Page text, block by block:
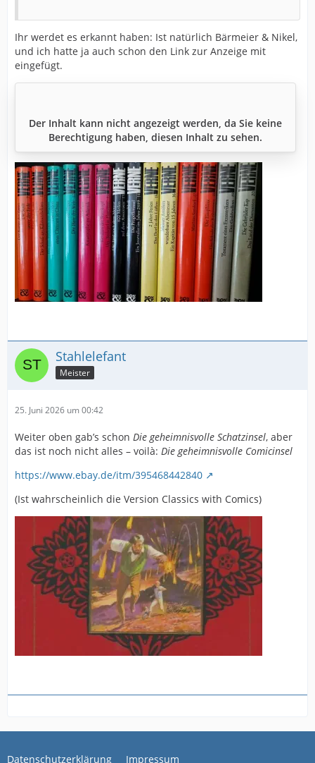
Ihr werdet es erkannt haben: Ist natürlich Bärmeier & Nikel,
und ich hatte ja auch schon den Link zur Anzeige mit
eingefügt.
Der Inhalt kann nicht angezeigt werden, da Sie keine
Berechtigung haben, diesen Inhalt zu sehen.
Stahlelefant
Meister
25. Juni 2026 um 00:42
Weiter oben gab’s schon Die geheimnisvolle Schatzinsel, aber
das ist noch nicht alles – voilà: Die geheimnisvolle Comicinsel
https://www.ebay.de/itm/395468442840
(Ist wahrscheinlich die Version Classics with Comics)
Datenschutzerklärung Impressum